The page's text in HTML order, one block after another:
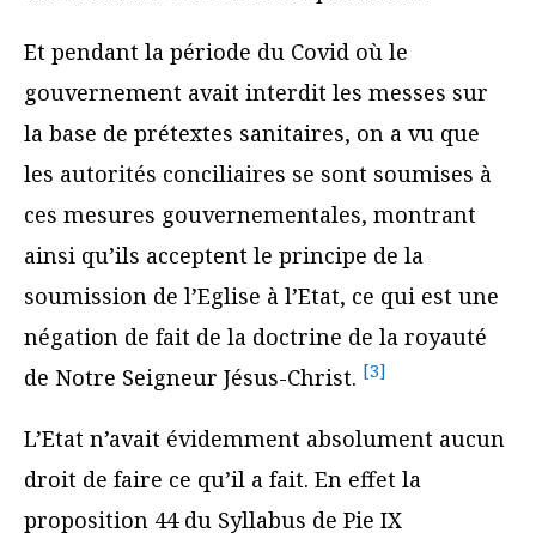
Et pendant la période du Covid où le
gouvernement avait interdit les messes sur
la base de prétextes sanitaires, on a vu que
les autorités conciliaires se sont soumises à
ces mesures gouvernementales, montrant
ainsi qu’ils acceptent le principe de la
soumission de l’Eglise à l’Etat, ce qui est une
négation de fait de la doctrine de la royauté
de Notre Seigneur Jésus-Christ. [3]
L’Etat n’avait évidemment absolument aucun
droit de faire ce qu’il a fait. En effet la
proposition 44 du Syllabus de Pie IX